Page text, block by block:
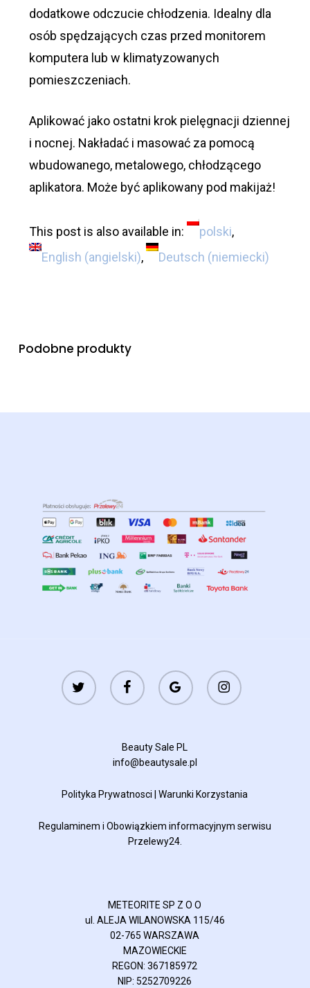
dodatkowe odczucie chłodzenia. Idealny dla
osób spędzających czas przed monitorem
komputera lub w klimatyzowanych
pomieszczeniach.
Aplikować jako ostatni krok pielęgnacji dziennej
i nocnej. Nakładać i masować za pomocą
wbudowanego, metalowego, chłodzącego
aplikatora. Może być aplikowany pod makijaż!
This post is also available in:
polski
English (angielski) Deutsch (niemiecki)
Podobne produkty
twitter facebook
google-
plus
instagram
Beauty Sale PL
info@beautysale.pl
Polityka Prywatnosci |Warunki Korzystania
Regulaminem i Obowiązkiem informacyjnym serwisu
Przelewy24.
METEORITE SP Z O O
ul. ALEJA WILANOWSKA 115/46
02-765 WARSZAWA
MAZOWIECKIE
REGON: 367185972
NIP: 5252709226